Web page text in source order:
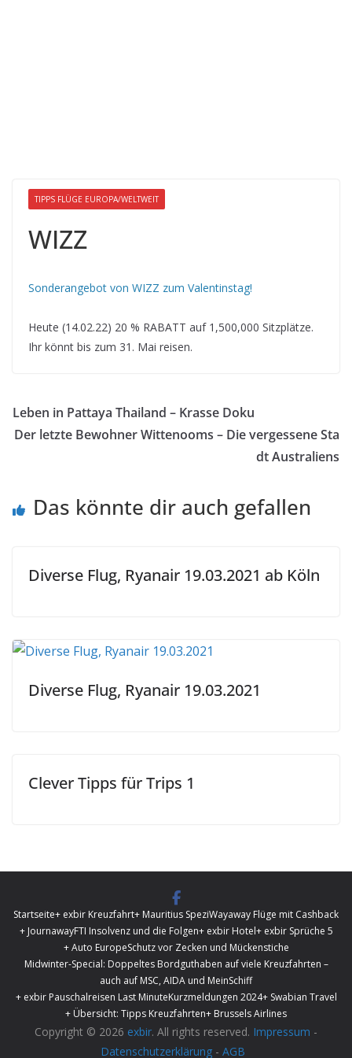
TIPPS FLÜGE EUROPA/WELTWEIT
WIZZ
Sonderangebot von WIZZ zum Valentinstag!
Heute (14.02.22) 20 % RABATT auf 1,500,000 Sitzplätze.
Ihr könnt bis zum 31. Mai reisen.
Leben in Pattaya Thailand – Krasse Doku
Der letzte Bewohner Wittenooms – Die vergessene Sta
dt Australiens
Das könnte dir auch gefallen
Diverse Flug, Ryanair 19.03.2021 ab Köln
Diverse Flug, Ryanair 19.03.2021
Clever Tipps für Trips 1
Startseite+ exbir Kreuzfahrt+ Mauritius SpeziWayaway Flüge mit Cashback
+ JournawayFTI Insolvenz und die Folgen+ exbir Hotel+ exbir Sprüche 5
+ Auto EuropeSchutz vor Zecken und Mückenstiche
Midwinter-Special: Doppeltes Bordguthaben auf viele Kreuzfahrten –
auch auf MSC, AIDA und MeinSchiff
+ exbir Pauschalreisen Last MinuteKurzmeldungen 2024+ Swabian Travel
+ Übersicht: Tipps Kreuzfahrten+ Brussels Airlines
Copyright © 2026 exbir. All rights reserved. Impressum -
Datenschutzerklärung - AGB